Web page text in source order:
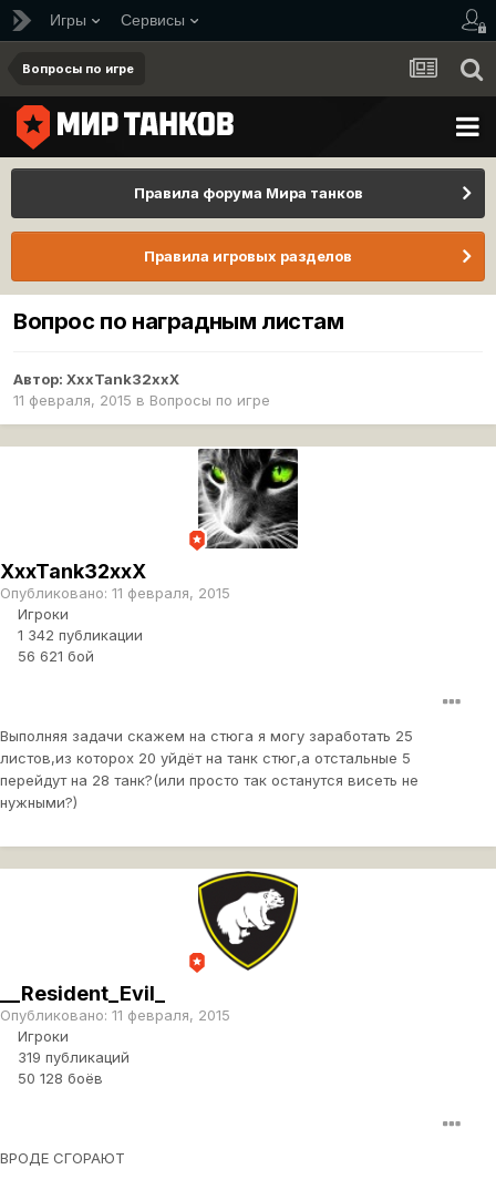
Игры Сервисы
Вопросы по игре
Правила форума Мира танков
Правила игровых разделов
Вопрос по наградным листам
Автор: XxxTank32xxX
11 февраля, 2015 в Вопросы по игре
XxxTank32xxX
Опубликовано: 11 февраля, 2015
Игроки
1 342 публикации
56 621 бой
Выполняя задачи скажем на стюга я могу заработать 25
листов,из которох 20 уйдёт на танк стюг,а отстальные 5
перейдут на 28 танк?(или просто так останутся висеть не
нужными?)
__Resident_Evil_
Опубликовано: 11 февраля, 2015
Игроки
319 публикаций
50 128 боёв
ВРОДЕ СГОРАЮТ